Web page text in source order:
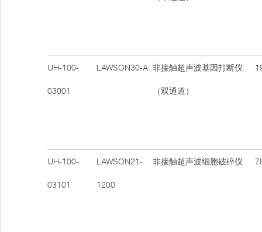
UH-100-
03001
LAWSON30-A 非接触超声波基因打断仪
（双通道）
UH-100-
03101
LAWSON21-
1200
非接触超声波细胞破碎仪